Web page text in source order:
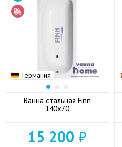
Германия
Ванна стальная Finn
140x70
15 200 ₽